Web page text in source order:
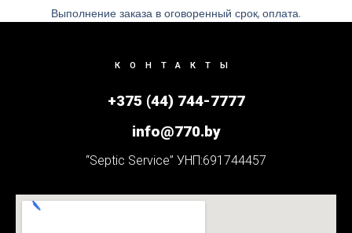
Выполнение заказа в оговоренный срок, оплата.
КОНТАКТЫ
+375 (44) 744-7777
info@770.by
“Septic Service” УНП:691744457